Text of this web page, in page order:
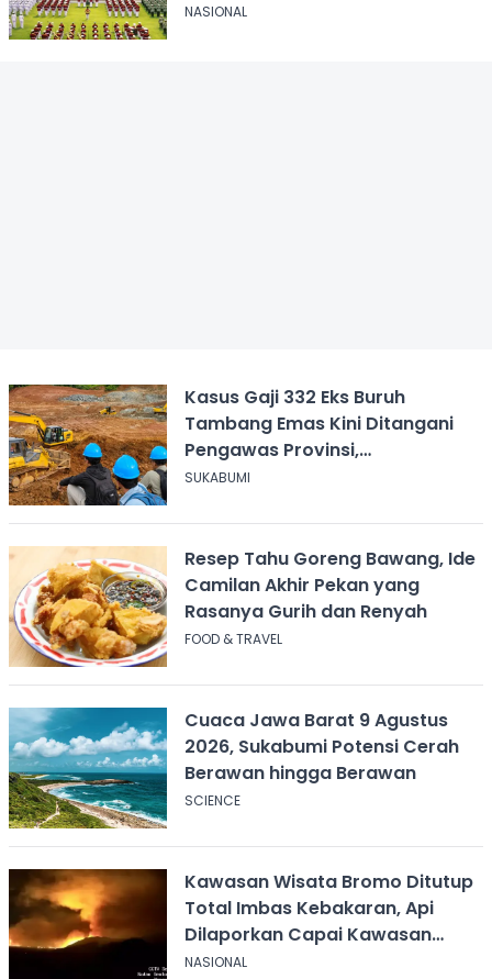
NASIONAL
Kasus Gaji 332 Eks Buruh
Tambang Emas Kini Ditangani
Pengawas Provinsi,
Disnakertrans Sukabumi Terus
SUKABUMI
Resep Tahu Goreng Bawang, Ide
Camilan Akhir Pekan yang
Rasanya Gurih dan Renyah
FOOD & TRAVEL
Cuaca Jawa Barat 9 Agustus
2026, Sukabumi Potensi Cerah
Berawan hingga Berawan
SCIENCE
Kawasan Wisata Bromo Ditutup
Total Imbas Kebakaran, Api
Dilaporkan Capai Kawasan
Sabana
NASIONAL